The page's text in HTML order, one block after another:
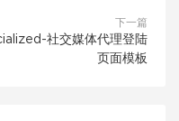
下一篇
社交媒体代理登陆
页面模板